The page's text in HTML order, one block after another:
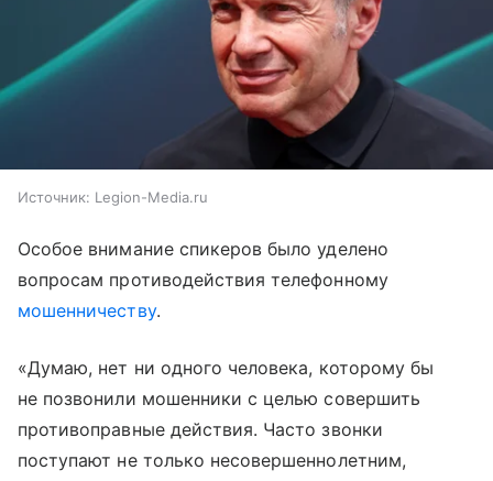
Источник: Legion-Media.ru
Особое внимание спикеров было уделено
вопросам противодействия телефонному
мошенничеству.
«Думаю, нет ни одного человека, которому бы
не позвонили мошенники с целью совершить
противоправные действия. Часто звонки
поступают не только несовершеннолетним,